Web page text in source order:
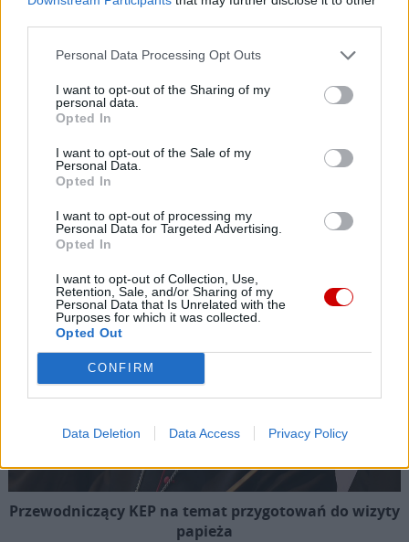
Personal Data Processing Opt Outs
I want to opt-out of the Sharing of my
personal data.
Opted In
I want to opt-out of the Sale of my
Personal Data.
Opted In
I want to opt-out of processing my
Personal Data for Targeted Advertising.
Opted In
I want to opt-out of Collection, Use,
Retention, Sale, and/or Sharing of my
Personal Data that Is Unrelated with the
Purposes for which it was collected.
Opted Out
CONFIRM
Data Deletion Data Access Privacy Policy
Przewodniczący KEP na temat przygotowań do wizyty
papieża